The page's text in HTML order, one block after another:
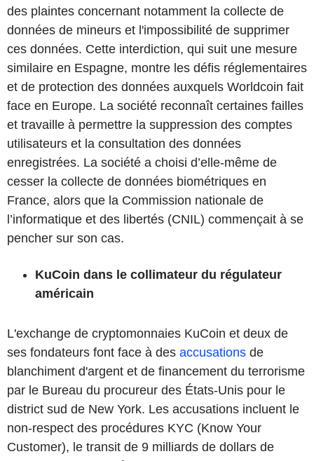
des plaintes concernant notamment la collecte de
données de mineurs et l'impossibilité de supprimer
ces données. Cette interdiction, qui suit une mesure
similaire en Espagne, montre les défis réglementaires
et de protection des données auxquels Worldcoin fait
face en Europe. La société reconnaît certaines failles
et travaille à permettre la suppression des comptes
utilisateurs et la consultation des données
enregistrées. La société a choisi d’elle-même de
cesser la collecte de données biométriques en
France, alors que la Commission nationale de
l’informatique et des libertés (CNIL) commençait à se
pencher sur son cas.
KuCoin dans le collimateur du régulateur
américain
L'exchange de cryptomonnaies KuCoin et deux de
ses fondateurs font face à des accusations de
blanchiment d'argent et de financement du terrorisme
par le Bureau du procureur des États-Unis pour le
district sud de New York. Les accusations incluent le
non-respect des procédures KYC (Know Your
Customer), le transit de 9 milliards de dollars de